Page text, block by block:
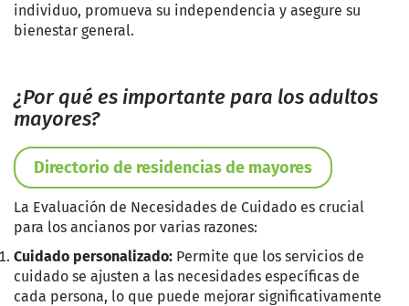
individuo, promueva su independencia y asegure su
bienestar general.
¿Por qué es importante para los adultos
mayores?
Directorio de residencias de mayores
La Evaluación de Necesidades de Cuidado es crucial
para los ancianos por varias razones:
Cuidado personalizado: Permite que los servicios de
cuidado se ajusten a las necesidades específicas de
cada persona, lo que puede mejorar significativamente